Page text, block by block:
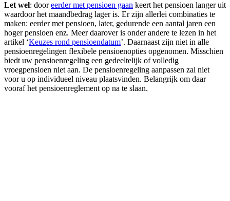
Let wel: dooreerder met pensioen gaan keert het pensioen langer uit
waardoor het maandbedrag lager is. Er zijn allerlei combinaties te
maken: eerder met pensioen, later, gedurende een aantal jaren een
hoger pensioen enz. Meer daarover is onder andere te lezen in het
artikel ‘Keuzes rond pensioendatum’. Daarnaast zijn niet in alle
pensioenregelingen flexibele pensioenopties opgenomen. Misschien
biedt uw pensioenregeling een gedeeltelijk of volledig
vroegpensioen niet aan. De pensioenregeling aanpassen zal niet
voor u op individueel niveau plaatsvinden. Belangrijk om daar
vooraf het pensioenreglement op na te slaan.